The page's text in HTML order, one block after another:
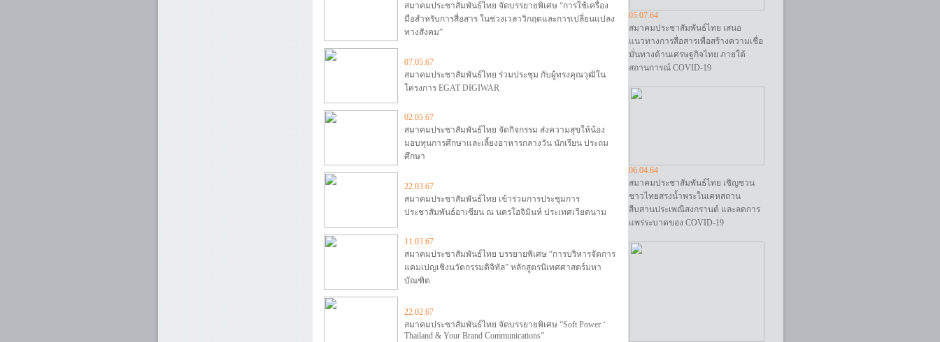
สมาคมประชาสัมพันธ์ไทย จัดบรรยายพิเศษ “การใช้เครื่อง
มือสำหรับการสื่อสาร ในช่วงเวลาวิกฤตและการเปลี่ยนแปลง
ทางสังคม”
07.05.67
สมาคมประชาสัมพันธ์ไทย ร่วมประชุม กับผู้ทรงคุณวุฒิใน
โครงการ EGAT DIGIWAR
02.05.67
สมาคมประชาสัมพันธ์ไทย จัดกิจกรรม ส่งความสุขให้น้อง
มอบทุนการศึกษาและเลี้ยงอาหารกลางวัน นักเรียน ประถม
ศึกษา
22.03.67
สมาคมประชาสัมพันธ์ไทย เข้าร่วมการประชุมการ
ประชาสัมพันธ์อาเซียน ณ นครโฮจิมินห์ ประเทศเวียดนาม
11.03.67
สมาคมประชาสัมพันธ์ไทย บรรยายพิเศษ “การบริหารจัดการ
แคมเปญเชิงนวัตกรรมดิจิทัล” หลักสูตรนิเทศศาสตร์มหา
บัณฑิต
22.02.67
สมาคมประชาสัมพันธ์ไทย จัดบรรยายพิเศษ “Soft Power ‘
Thailand & Your Brand Communications”
05.07.64
สมาคมประชาสัมพันธ์ไทย เสนอ
แนวทางการสื่อสารเพื่อสร้างความเชื่อ
มั่นทางด้านเศรษฐกิจไทย ภายใต้
สถานการณ์ COVID-19
06.04.64
สมาคมประชาสัมพันธ์ไทย เชิญชวน
ชาวไทยสรงน้ำพระในเคหสถาน
สืบสานประเพณีสงกรานต์ และลดการ
แพร่ระบาดของ COVID-19